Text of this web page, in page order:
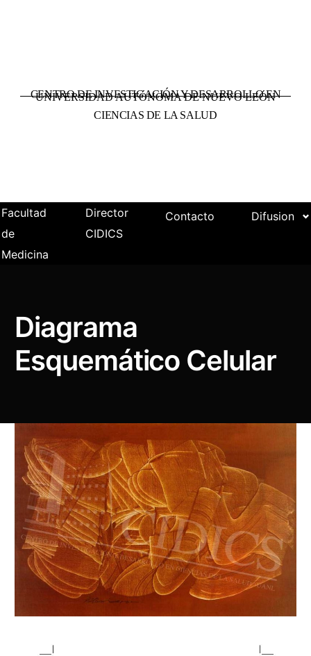
UNIVERSIDAD AUTÓNOMA DE NUEVO LEÓN
CENTRO DE INVESTIGACIÓN Y DESARROLLO EN
CIENCIAS DE LA SALUD
Facultad
de
Medicina
Director
CIDICS
Contacto Difusion
Diagrama
Esquemático Celular